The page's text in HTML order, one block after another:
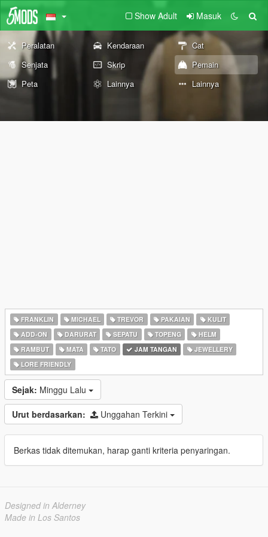
Show Adult Masuk
Peralatan Kendaraan
Cat
Senjata
Skrip
Pemain
Peta
Lainnya Lainnya
FRANKLIN MICHAEL TREVOR PAKAIAN
KULIT
ADD-ON
DARURAT SEPATU TOPENG
HELM
RAMBUT
MATA TATO JAM TANGAN
JEWELLERY
LORE FRIENDLY
Sejak: Minggu Lalu
Urut berdasarkan: Unggahan Terkini
Berkas tidak ditemukan, harap ganti kriteria penyaringan.
Designed in Alderney
Made in Los Santos